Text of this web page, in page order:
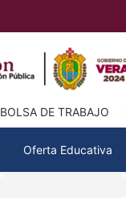
BOLSA DE TRABAJO
Oferta Educativa